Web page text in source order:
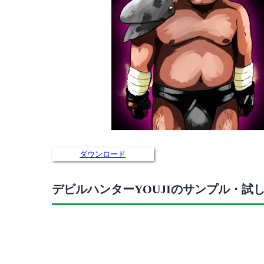
ダウンロード
デビルハンターYOUJIのサンプル・試